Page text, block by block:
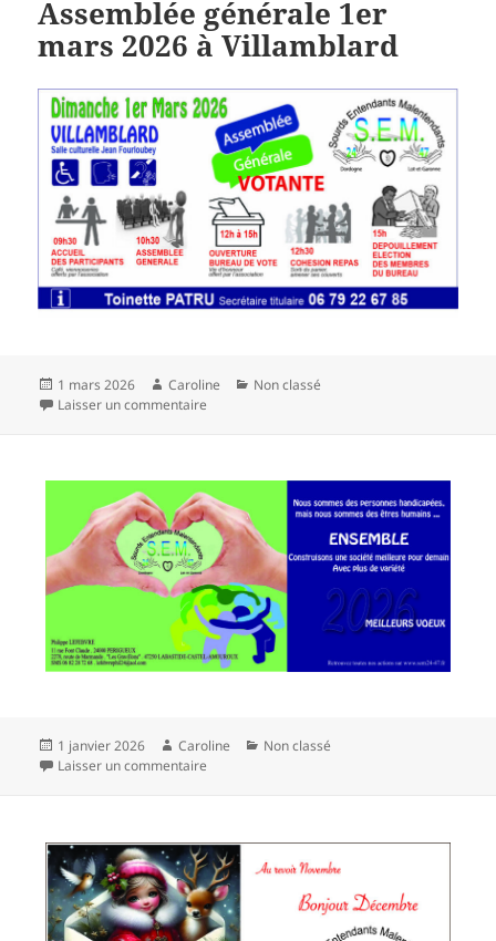
Assemblée générale 1er
mars 2026 à Villamblard
Publié
le
1 mars 2026 Auteur
Caroline Catégories
Non classé
Laisser un commentaire
Publié
le
1 janvier 2026 Auteur
Caroline Catégories
Non classé
Laisser un commentaire